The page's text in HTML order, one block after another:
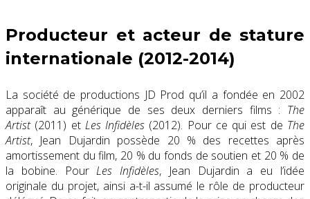
Producteur et acteur de stature
internationale (2012-2014)
La société de productions JD Prod qu’il a fondée en 2002
apparaît au générique de ses deux derniers films : The
Artist(2011) et Les Infidèles (2012). Pour ce qui est de The
Artist, Jean Dujardin possède 20 % des recettes après
amortissement du film, 20 % du fonds de soutien et 20 % de
la bobine. PourLes Infidèles, Jean Dujardin a eu l’idée
originale du projet, ainsi a-t-il assumé le rôle de producteur